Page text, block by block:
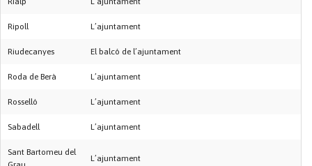
Ripoll L’ajuntament
Riudecanyes El balcó de l’ajuntament
Roda de Berà L’ajuntament
Rosselló L’ajuntament
Sabadell L’ajuntament
Sant Bartomeu del
L’ajuntament